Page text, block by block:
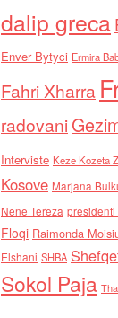
dalip greca
Enver Bytyci Ermira
Fahri Xharra
radovani
Interviste Keze Kozeta
Kosove Marjana
Nene Tereza presidenti
Floqi Raimonda
Elshani SHBA
Sokol Paja